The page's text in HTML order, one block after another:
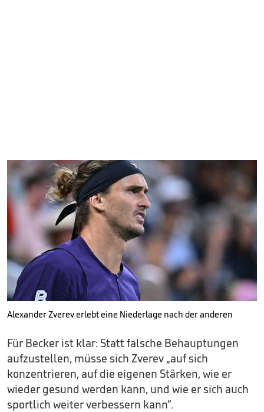
Alexander Zverev erlebt eine Niederlage nach der anderen
Für Becker ist klar: Statt falsche Behauptungen
aufzustellen, müsse sich Zverev „auf sich
konzentrieren, auf die eigenen Stärken, wie er
wieder gesund werden kann, und wie er sich auch
sportlich weiter verbessern kann“.